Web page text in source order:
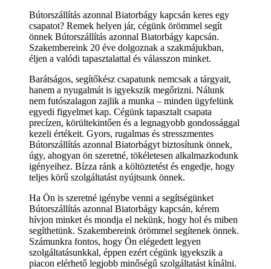
Bútorszállítás azonnal Biatorbágy kapcsán keres egy
csapatot? Remek helyen jár, cégünk örömmel segít
önnek Bútorszállítás azonnal Biatorbágy kapcsán.
Szakembereink 20 éve dolgoznak a szakmájukban,
éljen a valódi tapasztalattal és válasszon minket.
Barátságos, segítőkész csapatunk nemcsak a tárgyait,
hanem a nyugalmát is igyekszik megőrizni. Nálunk
nem futószalagon zajlik a munka – minden ügyfelünk
egyedi figyelmet kap. Cégünk tapasztalt csapata
precízen, körültekintően és a legnagyobb gondossággal
kezeli értékeit. Gyors, rugalmas és stresszmentes
Bútorszállítás azonnal Biatorbágyt biztosítunk önnek,
úgy, ahogyan ön szeretné, tökéletesen alkalmazkodunk
igényeihez. Bízza ránk a költöztetést és engedje, hogy
teljes körű szolgáltatást nyújtsunk önnek.
Ha Ön is szeretné igénybe venni a segítségünket
Bútorszállítás azonnal Biatorbágy kapcsán, kérem
hívjon minket és mondja el nekünk, hogy hol és miben
segíthetünk. Szakembereink örömmel segítenek önnek.
Számunkra fontos, hogy Ön elégedett legyen
szolgáltatásunkkal, éppen ezért cégünk igyekszik a
piacon elérhető legjobb minőségű szolgáltatást kínálni.